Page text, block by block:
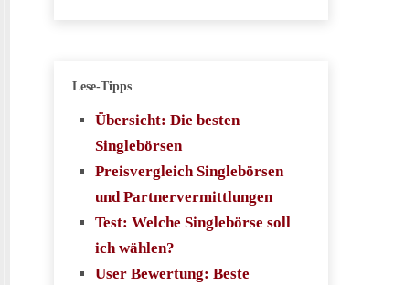
Lese-Tipps
Übersicht: Die besten
Singlebörsen
Preisvergleich Singlebörsen
und Partnervermittlungen
Test: Welche Singlebörse soll
ich wählen?
User Bewertung: Beste